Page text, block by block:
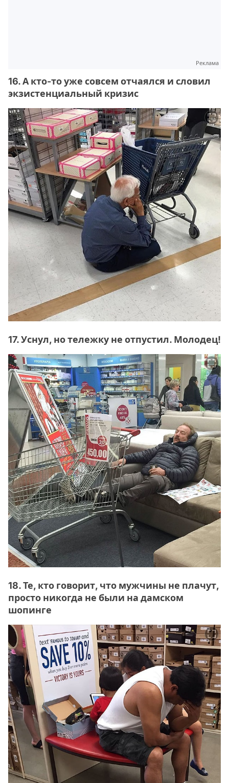
Реклама
16. А кто-то уже совсем отчаялся и словил
экзистенциальный кризис
17. Уснул, но тележку не отпустил. Молодец!
18. Те, кто говорит, что мужчины не плачут,
просто никогда не были на дамском
шопинге